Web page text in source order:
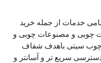
خدمات از جمله خرید
چوبی و مصنوعات چوبی و
چوب سیتی باهدف شفاف
سریع تر و آسانتر و